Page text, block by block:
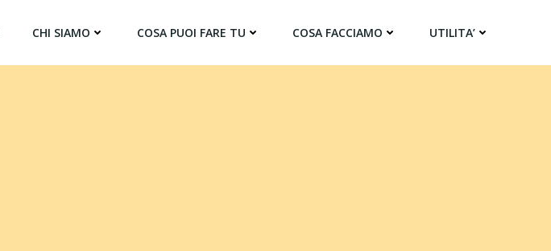
CHI SIAMO COSA PUOI FARE TU COSA FACCIAMO UTILITA’